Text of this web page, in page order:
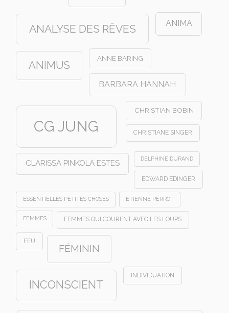
ANALYSE DES RÊVES ANIMA
ANIMUS
ANNE BARING
BARBARA HANNAH
CG JUNG
CHRISTIAN BOBIN
CHRISTIANE SINGER
CLARISSA PINKOLA ESTES DELPHINE DURAND
EDWARD EDINGER
ESSENTIELLES PETITES CHOSES ETIENNE PERROT
FEMMES FEMMES QUI COURENT AVEC LES LOUPS
FEU
FÉMININ
INCONSCIENT
INDIVIDUATION